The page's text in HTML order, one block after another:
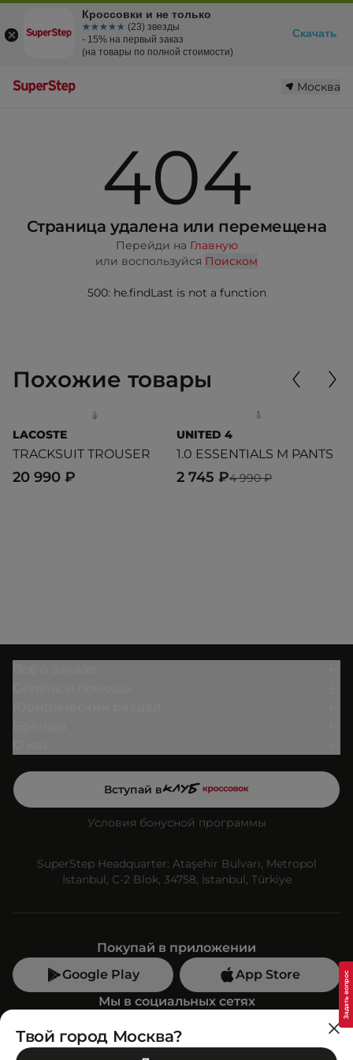
Москва
404
Страница удалена или перемещена
Перейди на Главную
или воспользуйся Поиском
500: he.findLast is not a function
Похожие товары
LACOSTE
TRACKSUIT TROUSER
20 990 ₽
UNITED 4
1.0 ESSENTIALS M PANTS
4 990 ₽
2 745 ₽
Вступай в
Условия бонусной программы
SuperStep Headquarter: Ataşehir Bulvarı, Metropol
İstanbul, C-2 Blok, 34758, İstanbul, Türkiye
Покупай в приложении
Google Play
App Store
Мы в социальных сетях
Позвони нам
Твой город Москва?
Кроссовки и не только
☆☆☆☆☆
★★★★★ (23) звезды
- 15% на первый заказ
(на товары по полной стоимости)
Скачать